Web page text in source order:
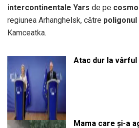
intercontinentale Yars de pe
regiunea Arhanghelsk, către poligonul
Kamceatka.
Atac dur la vârful
Mama care și-a